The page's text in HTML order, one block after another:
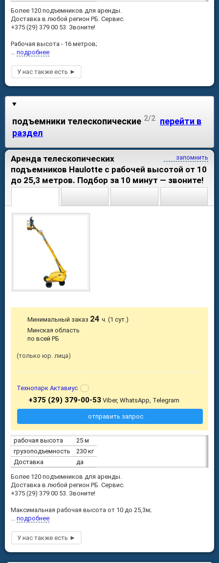
Более 120 подъемников для аренды.
Доставка в любой регион РБ. Сервис.
+375 (29) 379 00 53. Звоните!
Рабочая высота - 16 метров;
подробнее
подъемники телескопические 2/2 перейти в
раздел
запомнить
Аренда телескопических
подъемников Haulotte с рабочей высотой от 10
до 25,3 метров. Подбор за 10 минут — звоните!
рабочая высота
25 м
грузоподъемность
230 кг
Доставка
да
Более 120 подъемников для аренды.
Доставка в любой регион РБ. Сервис.
+375 (29) 379 00 53. Звоните!
Максимальная рабочая высота от 10 до 25,3м;
подробнее
Минимальный заказ 24ч. (1 сут.)
Минская область
по всей РБ
только юр. лица
Технопарк Актавиус
+375 (29) 379-00-53 Viber, WhatsApp, Telegram
отправить запрос